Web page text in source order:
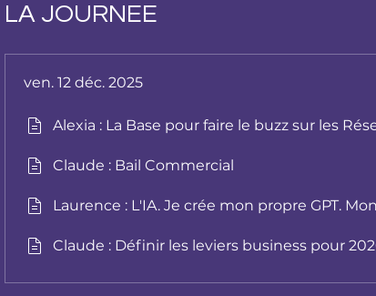
LA JOURNEE
ven. 12 déc. 2025
Alexia : La Base pour faire le buzz sur les
Claude : Bail Commercial
Laurence : L'IA. Je crée mon propre GPT.
Claude : Définir les leviers business pour